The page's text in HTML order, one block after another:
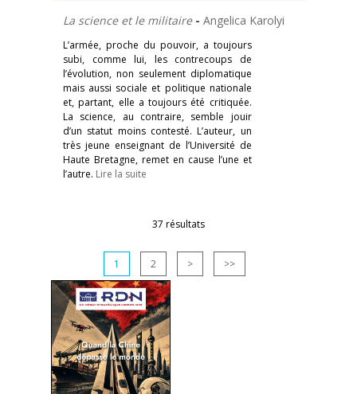
La science et le militaire - Angelica Karolyi
L’armée, proche du pouvoir, a toujours
subi, comme lui, les contrecoups de
l’évolution, non seulement diplomatique
mais aussi sociale et politique nationale
et, partant, elle a toujours été critiquée.
La science, au contraire, semble jouir
d’un statut moins contesté. L’auteur, un
très jeune enseignant de l’Université de
Haute Bretagne, remet en cause l’une et
l’autre. Lire la suite
37 résultats
1 2 > >>